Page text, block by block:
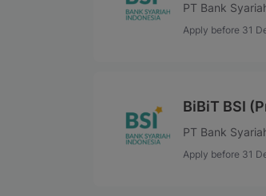
Apply before 31
BiBiT BSI
Apply before 31